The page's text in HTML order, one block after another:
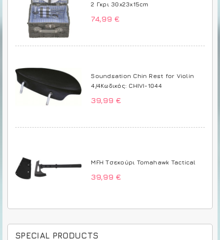
2 Γκρι 30x23x15cm
74,99 €
Soundsation Chin Rest for Violin
4/4Κωδικός: CHIVI-1044
39,99 €
MFH Τσεκούρι Tomahawk Tactical
39,99 €
SPECIAL PRODUCTS